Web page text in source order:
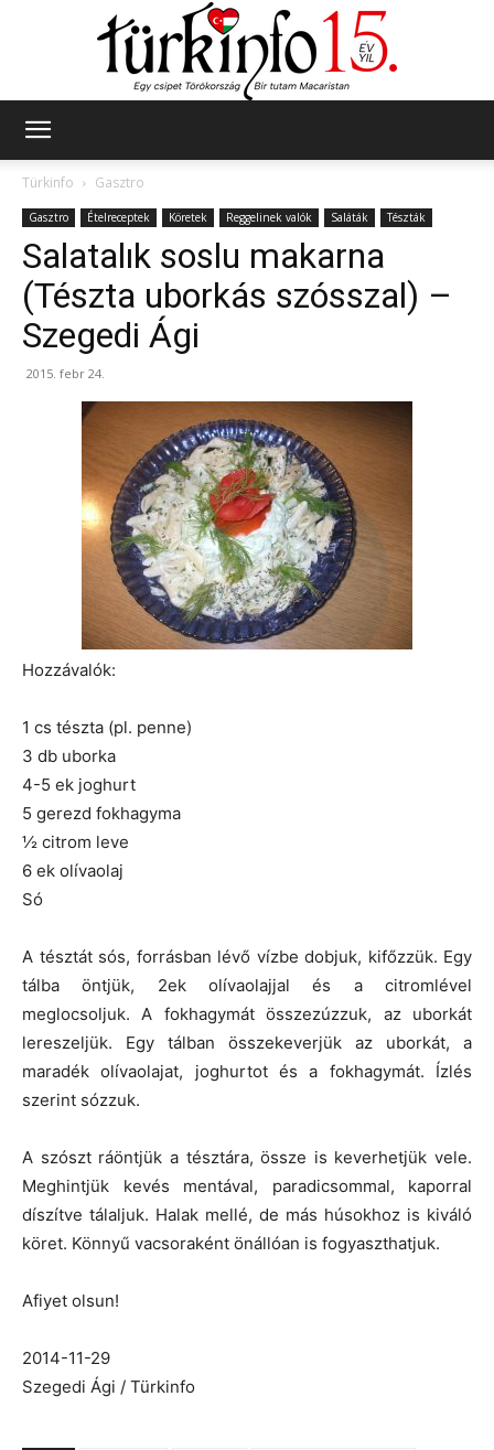
Türkinfo
Gasztro
Gasztro Ételreceptek Köretek Reggelinek valók Saláták Tészták
Salatalık soslu makarna
(Tészta uborkás szósszal) –
Szegedi Ági
2015. febr 24.
Hozzávalók:
1 cs tészta (pl. penne)
3 db uborka
4-5 ek joghurt
5 gerezd fokhagyma
½ citrom leve
6 ek olívaolaj
Só
A tésztát sós, forrásban lévő vízbe dobjuk, kifőzzük. Egy
tálba öntjük, 2ek olívaolajjal és a citromlével
meglocsoljuk. A fokhagymát összezúzzuk, az uborkát
lereszeljük. Egy tálban összekeverjük az uborkát, a
maradék olívaolajat, joghurtot és a fokhagymát. Ízlés
szerint sózzuk.
A szószt ráöntjük a tésztára, össze is keverhetjük vele.
Meghintjük kevés mentával, paradicsommal, kaporral
díszítve tálaljuk. Halak mellé, de más húsokhoz is kiváló
köret. Könnyű vacsoraként önállóan is fogyaszthatjuk.
Afiyet olsun!
2014-11-29
Szegedi Ági / Türkinfo